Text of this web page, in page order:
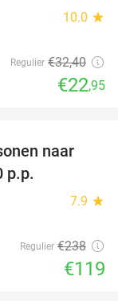
10.0 star
Regulier €32,40
€22,95
50%
naar
p.p.
7.9 star
Regulier €238
€119